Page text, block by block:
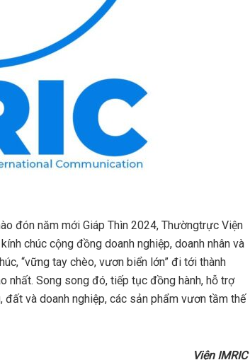
đón năm mới Giáp Thìn 2024, Thườngtrực Viện
chúc cộng đồng doanh nghiệp, doanh nhân và
“vững tay chèo, vươn biển lớn” đi tới thành
nhất. Song song đó, tiếp tục đồng hành, hỗ trợ
và doanh nghiệp, các sản phẩm vươn tầm thế
Viện IMRIC